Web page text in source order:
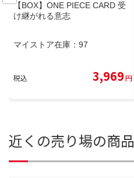
【BOX】ONE PIECE CARD 受
け継がれる意志
マイストア在庫： 97
税込 3,969円
近くの売り場の商品